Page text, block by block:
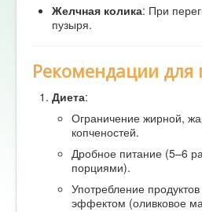
Желчная колика: При
пузыря.
Рекомендации для
Диета:
Ограничение жирной,
копченостей.
Дробное питание (5–6
порциями).
Употребление
эффектом (оливковое